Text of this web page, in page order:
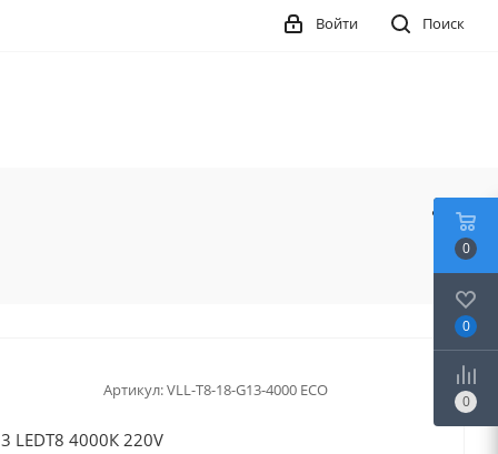
Поиск
Войти
Артикул:VLL-T8-18-G13-4000 ECO
LEDТ8 4000К 220V
0
0
0